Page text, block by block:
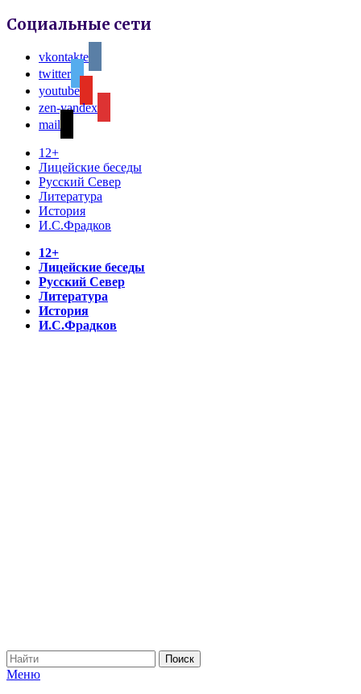
Социальные сети
vkontakte
twitter
youtube
zen-yandex
mail
12+
Лицейские беседы
Русский Север
Литература
История
И.С.Фрадков
12+
Лицейские беседы
Русский Север
Литература
История
И.С.Фрадков
Меню